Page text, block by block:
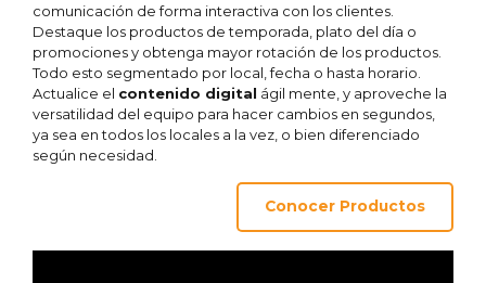
comunicación de forma interactiva con los clientes.
Destaque los productos de temporada, plato del día o
promociones y obtenga mayor rotación de los productos.
Todo esto segmentado por local, fecha o hasta horario.
Actualice el contenido digital ágil mente, y aproveche la
versatilidad del equipo para hacer cambios en segundos,
ya sea en todos los locales a la vez, o bien diferenciado
según necesidad.
Conocer Productos